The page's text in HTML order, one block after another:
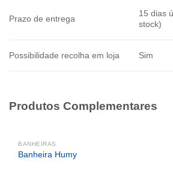
Prazo de entrega
15 dias
stock)
Possibilidade recolha em loja Sim
Produtos Complementares
BANHEIRAS
Banheira Humy